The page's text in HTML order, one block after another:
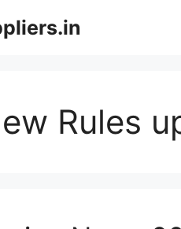
Rules